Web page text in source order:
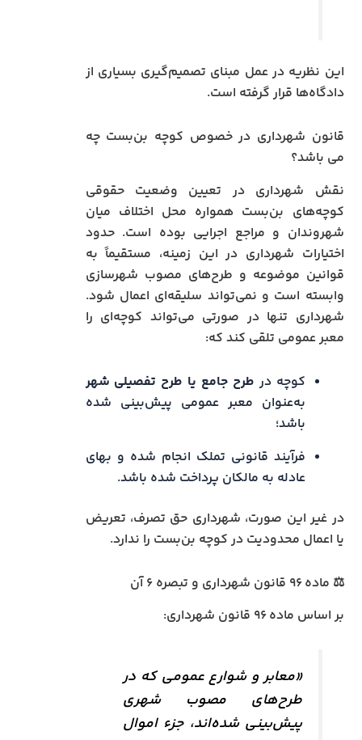
این نظریه در عمل مبنای تصمیم‌گیری بسیاری از
دادگاه‌ها قرار گرفته است.
قانون شهرداری در خصوص کوچه بن‌بست چه
می باشد؟
نقش شهرداری در تعیین وضعیت حقوقی
کوچه‌های بن‌بست همواره محل اختلاف میان
شهروندان و مراجع اجرایی بوده است. حدود
اختیارات شهرداری در این زمینه، مستقیماً به
قوانین موضوعه و طرح‌های مصوب شهرسازی
وابسته است و نمی‌تواند سلیقه‌ای اعمال شود.
شهرداری تنها در صورتی می‌تواند کوچه‌ای را
معبر عمومی تلقی کند که:
کوچه در طرح جامع یا طرح تفصیلی شهر
به‌عنوان معبر عمومی پیش‌بینی شده
باشد؛
فرآیند قانونی تملک انجام شده و بهای
عادله به مالکان پرداخت شده باشد.
در غیر این صورت، شهرداری حق تصرف، تعریض
یا اعمال محدودیت در کوچه بن‌بست را ندارد.
⚖️ ماده ۹۶ قانون شهرداری و تبصره ۶ آن
بر اساس ماده ۹۶ قانون شهرداری:
«معابر و شوارع عمومی که در
طرح‌های مصوب شهری
پیش‌بینی شده‌اند، جزء اموال